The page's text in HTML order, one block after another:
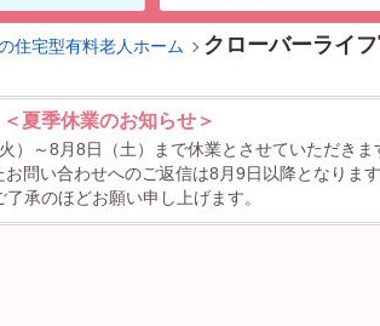
住宅型有料老人ホーム クローバーライ
＜夏季休業のお知らせ＞
）～8月8日（土）まで休業とさせていただきま
問い合わせへのご返信は8月9日以降となります
了承のほどお願い申し上げます。